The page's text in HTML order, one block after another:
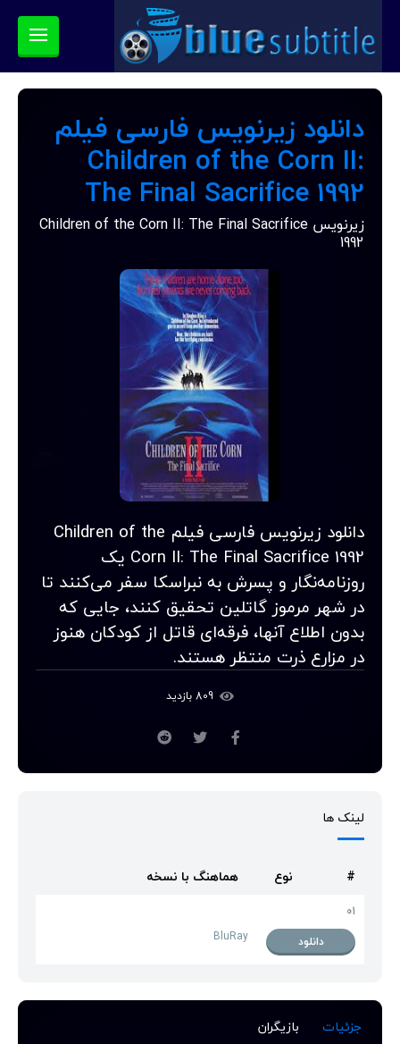
دانلود زیرنویس فارسی فیلم
Children of the Corn II:
The Final Sacrifice 1992
زیرنویس Children of the Corn II: The Final Sacrifice
1992
دانلود زیرنویس فارسی فیلم Children of the
Corn II: The Final Sacrifice 1992 یک
روزنامه‌نگار و پسرش به نبراسکا سفر می‌کنند تا
در شهر مرموز گاتلین تحقیق کنند، جایی که
بدون اطلاع آنها، فرقه‌ای قاتل از کودکان هنوز
در مزارع ذرت منتظر هستند.
809 بازدید
لینک ها
# نوع هماهنگ با نسخه
01
دانلود
BluRay
جزئیات بازیگران